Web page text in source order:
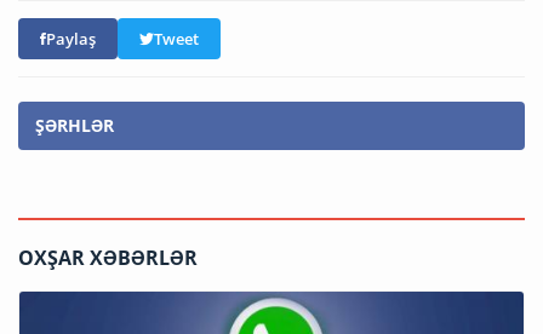
Paylaş Tweet
ŞƏRHLƏR
OXŞAR XƏBƏRLƏR